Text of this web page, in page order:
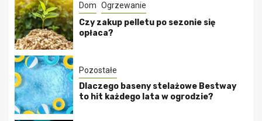
Dom Ogrzewanie
Czy zakup pelletu po sezonie się
opłaca?
Pozostałe
Dlaczego baseny stelażowe Bestway
to hit każdego lata w ogrodzie?